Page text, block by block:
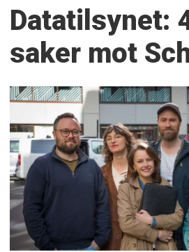
Datatilsynet:
saker mot